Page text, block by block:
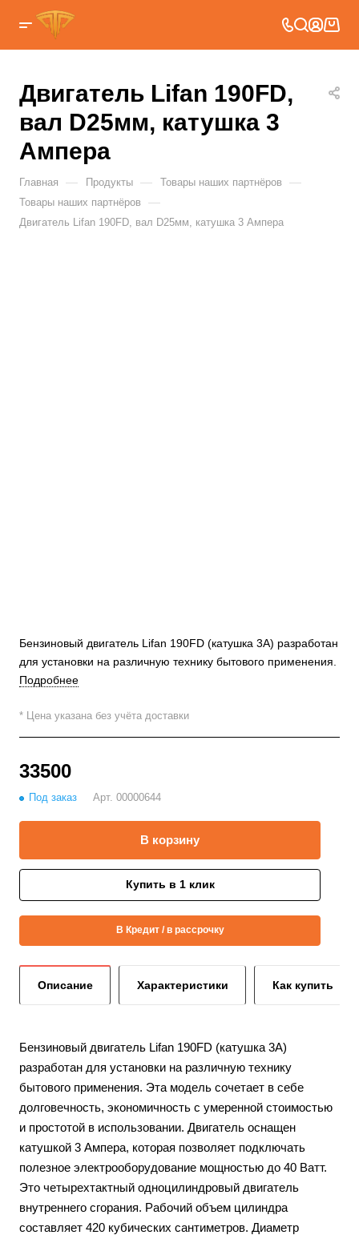
Двигатель Lifan 190FD,
вал D25мм, катушка 3
Ампера
Главная — Продукты — Товары наших партнёров —
Товары наших партнёров —
Двигатель Lifan 190FD, вал D25мм, катушка 3 Ампера
Бензиновый двигатель Lifan 190FD (катушка 3А) разработан
для установки на различную технику бытового применения.
Подробнее
* Цена указана без учёта доставки
33500
Под заказ Арт. 00000644
В корзину
Купить в 1 клик
В Кредит / в рассрочку
Описание Характеристики Как купить
Бензиновый двигатель Lifan 190FD (катушка 3А)
разработан для установки на различную технику
бытового применения. Эта модель сочетает в себе
долговечность, экономичность с умеренной стоимостью
и простотой в использовании. Двигатель оснащен
катушкой 3 Ампера, которая позволяет подключать
полезное электрооборудование мощностью до 40 Ватт.
Это четырехтактный одноцилиндровый двигатель
внутреннего сгорания. Рабочий объем цилиндра
составляет 420 кубических сантиметров. Диаметр